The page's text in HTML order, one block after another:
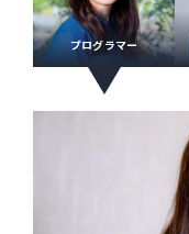
プログラマー